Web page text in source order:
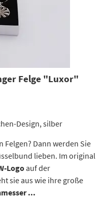
Felge "Luxor"
Design, silber
Felgen? Dann werden Sie
lieben. Im original
Logoauf der
sie aus wie ihre große
...